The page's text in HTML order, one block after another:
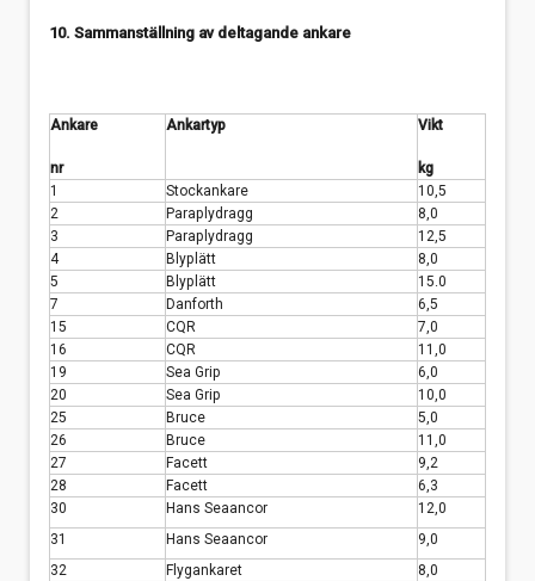
10. Sammanställning av deltagande ankare
Ankare
nr
Ankartyp Vikt
kg
1
Stockankare
10,5
2
Paraplydragg
8,0
3
Paraplydragg
12,5
4
Blyplätt
8,0
5
Blyplätt
15.0
7
Danforth
6,5
15
CQR
7,0
16
CQR
11,0
19
Sea Grip
6,0
20
Sea Grip
10,0
25
Bruce
5,0
26
Bruce
11,0
27
Facett
9,2
28
Facett
6,3
30
Hans Seaancor
12,0
31
Hans Seaancor
9,0
32
Flygankaret 8,0